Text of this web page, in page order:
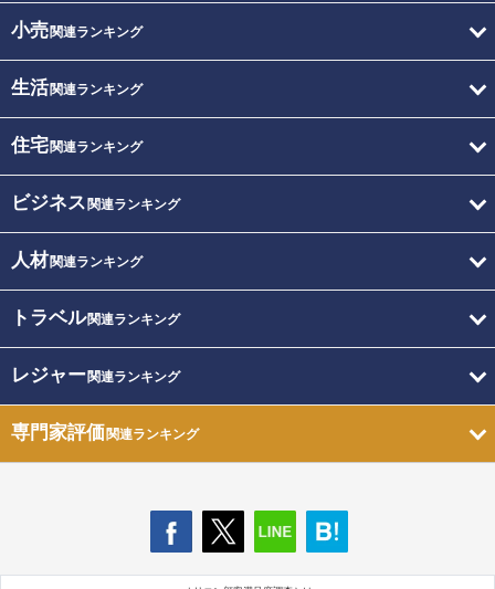
小売関連ランキング
生活関連ランキング
住宅関連ランキング
ビジネス 関連ランキング
人材関連ランキング
トラベル関連ランキング
レジャー関連ランキング
専門家評価関連ランキング